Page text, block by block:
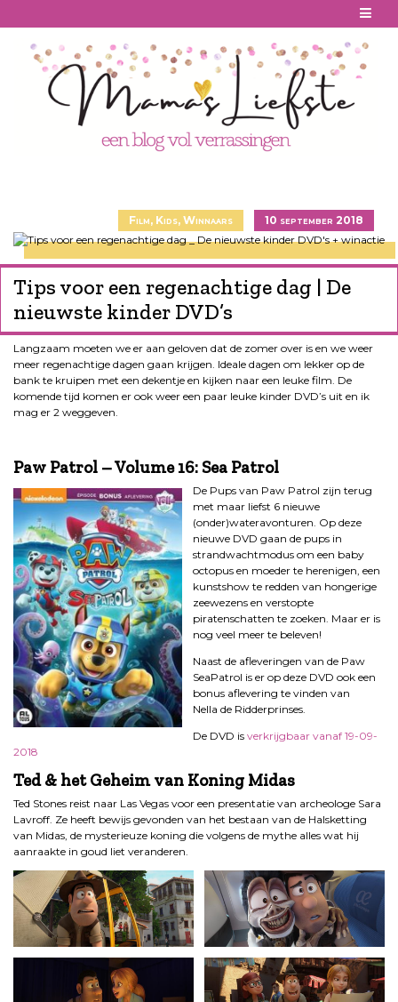
Film, Kids, Winnaars 10 september 2018
Tips voor een regenachtige dag | De
nieuwste kinder DVD’s
Langzaam moeten we er aan geloven dat de zomer over is en we weer
meer regenachtige dagen gaan krijgen. Ideale dagen om lekker op de
bank te kruipen met een dekentje en kijken naar een leuke film. De
komende tijd komen er ook weer een paar leuke kinder DVD’s uit en ik
mag er 2 weggeven.
Paw Patrol – Volume 16: Sea Patrol
De Pups van Paw Patrol zijn terug
met maar liefst 6 nieuwe
(onder)wateravonturen. Op deze
nieuwe DVD gaan de pups in
strandwachtmodus om een baby
octopus en moeder te herenigen, een
kunstshow te redden van hongerige
zeewezens en verstopte
piratenschatten te zoeken. Maar er is
nog veel meer te beleven!
Naast de afleveringen van de Paw
SeaPatrol is er op deze DVD ook een
bonus aflevering te vinden van
Nella de Ridderprinses.
De DVD is verkrijgbaar vanaf 19-09-
2018
Ted & het Geheim van Koning Midas
Ted Stones reist naar Las Vegas voor een presentatie van archeologe Sara
Lavroff. Ze heeft bewijs gevonden van het bestaan van de Halsketting
van Midas, de mysterieuze koning die volgens de mythe alles wat hij
aanraakte in goud liet veranderen.